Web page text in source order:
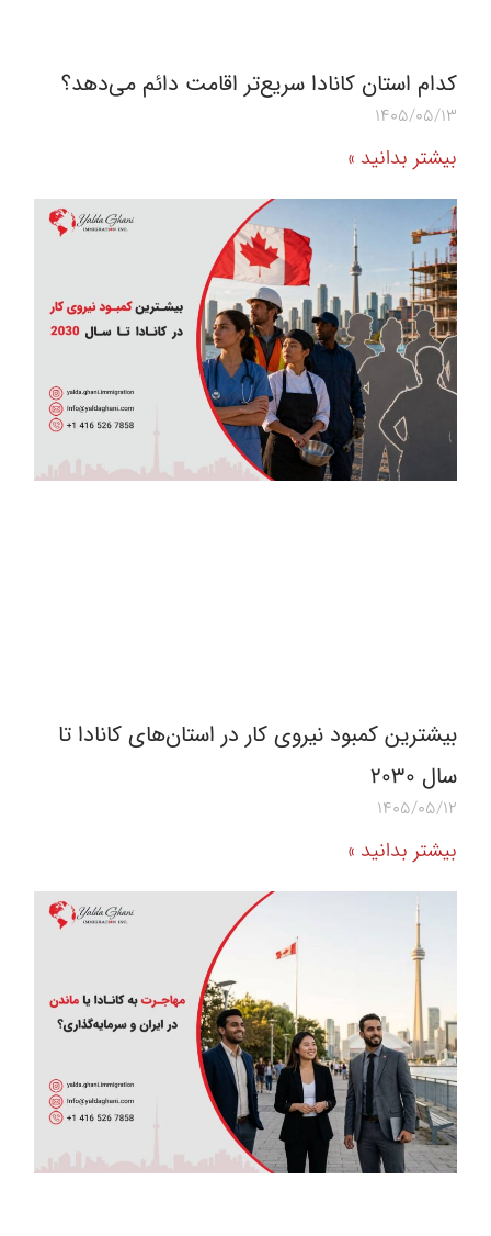
کدام استان کانادا سریع‌تر اقامت دائم می‌دهد؟
1405/05/13
بیشتر بدانید »
بیشترین کمبود نیروی کار در استان‌های کانادا تا
سال ۲۰۳۰
1405/05/12
بیشتر بدانید »